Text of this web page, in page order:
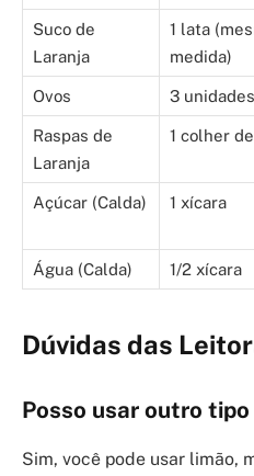
Suco de
Laranja
1 lata
medida)
Ovos 3 unidades
Raspas de
Laranja
1 colher
Açúcar (Calda) 1 xícara
Água (Calda) 1/2 xícara
Dúvidas das
Posso usar outro
Sim, você pode usar limão,